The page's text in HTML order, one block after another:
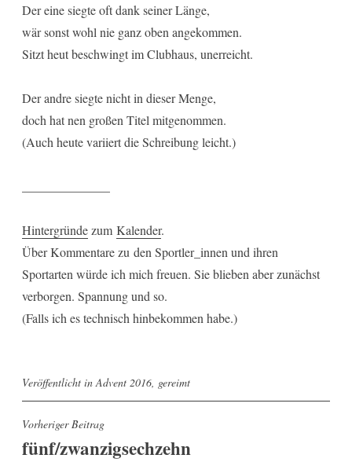
Der eine siegte oft dank seiner Länge,
wär sonst wohl nie ganz oben angekommen.
Sitzt heut beschwingt im Clubhaus, unerreicht.
Der andre siegte nicht in dieser Menge,
doch hat nen großen Titel mitgenommen.
(Auch heute variiert die Schreibung leicht.)
Hintergründezum Kalender.
Über Kommentare zu den Sportler_innen und ihren
Sportarten würde ich mich freuen. Sie blieben aber zunächst
verborgen. Spannung und so.
(Falls ich es technisch hinbekommen habe.)
Veröffentlicht in Advent 2016 gereimt
Beitragsnavigation
Vorheriger Beitrag
fünf/zwanzigsechzehn